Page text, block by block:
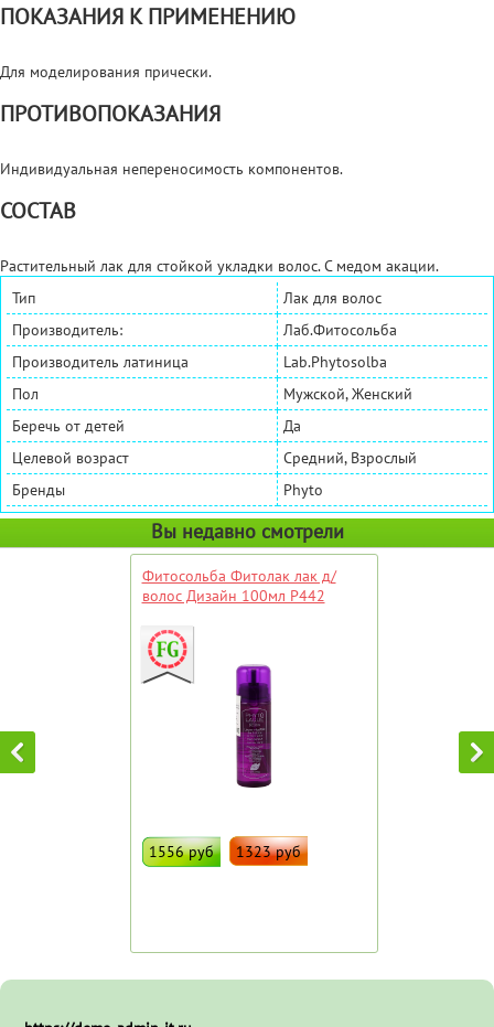
ПОКАЗАНИЯ К ПРИМЕНЕНИЮ
Для моделирования прически.
ПРОТИВОПОКАЗАНИЯ
Индивидуальная непереносимость компонентов.
СОСТАВ
Растительный лак для стойкой укладки волос. С медом акации.
Тип
Лак для волос
Производитель:
Лаб.Фитосольба
Производитель латиница
Lab.Phytosolba
Пол
Мужской, Женский
Беречь от детей
Да
Целевой возраст
Средний, Взрослый
Бренды
Phyto
Вы недавно смотрели
Фитосольба Фитолак лак д/
волос Дизайн 100мл P442
1556 руб 1323 руб